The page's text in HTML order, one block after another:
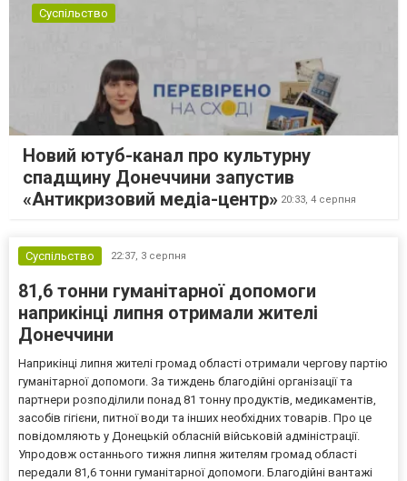
Суспільство
Новий ютуб-канал про культурну
спадщину Донеччини запустив
«Антикризовий медіа-центр» 20:33, 4 серпня
Суспільство 22:37, 3 серпня
81,6 тонни гуманітарної допомоги
наприкінці липня отримали жителі
Донеччини
Наприкінці липня жителі громад області отримали чергову партію
гуманітарної допомоги. За тиждень благодійні організації та
партнери розподілили понад 81 тонну продуктів, медикаментів,
засобів гігієни, питної води та інших необхідних товарів. Про це
повідомляють у Донецькій обласній військовій адміністрації.
Упродовж останнього тижня липня жителям громад області
передали 81,6 тонни гуманітарної допомоги. Благодійні вантажі